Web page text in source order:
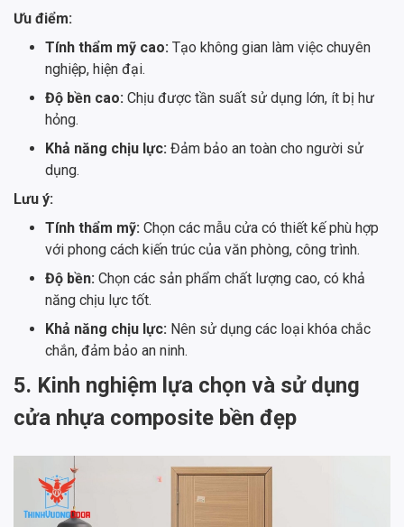
Ưu điểm:
Tính thẩm mỹ cao: Tạo không gian làm việc chuyên
nghiệp, hiện đại.
Độ bền cao: Chịu được tần suất sử dụng lớn, ít bị hư
hỏng.
Khả năng chịu lực: Đảm bảo an toàn cho người sử
dụng.
Lưu ý:
Tính thẩm mỹ: Chọn các mẫu cửa có thiết kế phù hợp
với phong cách kiến trúc của văn phòng, công trình.
Độ bền: Chọn các sản phẩm chất lượng cao, có khả
năng chịu lực tốt.
Khả năng chịu lực: Nên sử dụng các loại khóa chắc
chắn, đảm bảo an ninh.
5. Kinh nghiệm lựa chọn và sử dụng
cửa nhựa composite bền đẹp